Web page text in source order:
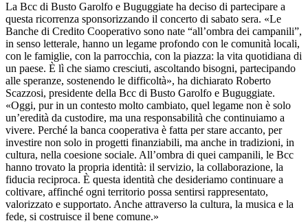
La Bcc di Busto Garolfo e Buguggiate ha deciso di partecipare a
questa ricorrenza sponsorizzando il concerto di sabato sera. «Le
Banche di Credito Cooperativo sono nate “all’ombra dei campanili”,
in senso letterale, hanno un legame profondo con le comunità locali,
con le famiglie, con la parrocchia, con la piazza: la vita quotidiana di
un paese. È lì che siamo cresciuti, ascoltando bisogni, partecipando
alle speranze, sostenendo le difficoltà», ha dichiarato Roberto
Scazzosi, presidente della Bcc di Busto Garolfo e Buguggiate.
«Oggi, pur in un contesto molto cambiato, quel legame non è solo
un’eredità da custodire, ma una responsabilità che continuiamo a
vivere. Perché la banca cooperativa è fatta per stare accanto, per
investire non solo in progetti finanziabili, ma anche in tradizioni, in
cultura, nella coesione sociale. All’ombra di quei campanili, le Bcc
hanno trovato la propria identità: il servizio, la collaborazione, la
fiducia reciproca. È questa identità che desideriamo continuare a
coltivare, affinché ogni territorio possa sentirsi rappresentato,
valorizzato e supportato. Anche attraverso la cultura, la musica e la
fede, si costruisce il bene comune.»